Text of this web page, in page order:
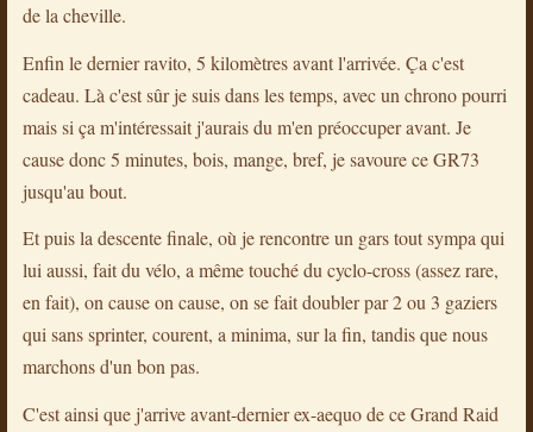
de la cheville.
Enfin le dernier ravito, 5 kilomètres avant l'arrivée. Ça c'est
cadeau. Là c'est sûr je suis dans les temps, avec un chrono pourri
mais si ça m'intéressait j'aurais du m'en préoccuper avant. Je
cause donc 5 minutes, bois, mange, bref, je savoure ce GR73
jusqu'au bout.
Et puis la descente finale, où je rencontre un gars tout sympa qui
lui aussi, fait du vélo, a même touché du cyclo-cross (assez rare,
en fait), on cause on cause, on se fait doubler par 2 ou 3 gaziers
qui sans sprinter, courent, a minima, sur la fin, tandis que nous
marchons d'un bon pas.
C'est ainsi que j'arrive avant-dernier ex-aequo de ce Grand Raid